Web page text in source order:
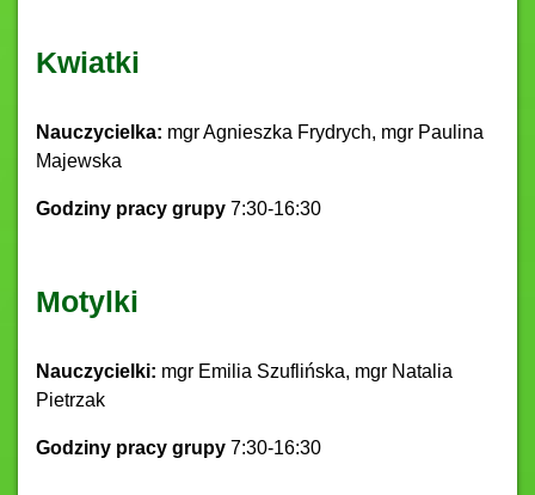
Kwiatki
Nauczycielka: mgr Agnieszka Frydrych, mgr Paulina
Majewska
Godziny pracy grupy 7:30-16:30
Motylki
Nauczycielki: mgr Emilia Szuflińska, mgr Natalia
Pietrzak
Godziny pracy grupy 7:30-16:30